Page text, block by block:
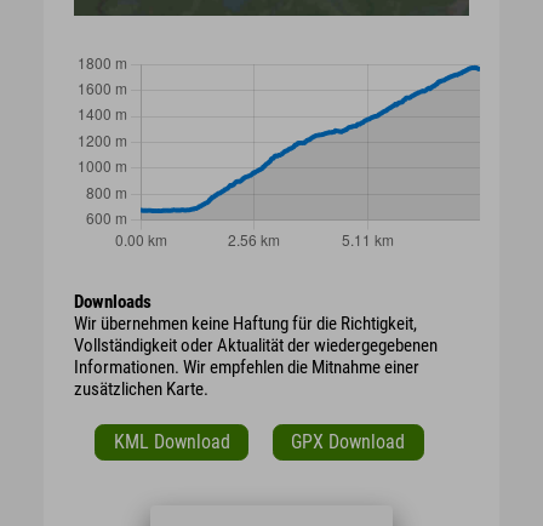
Downloads
Wir übernehmen keine Haftung für die Richtigkeit,
Vollständigkeit oder Aktualität der wiedergegebenen
Informationen. Wir empfehlen die Mitnahme einer
zusätzlichen Karte.
KML Download GPX Download